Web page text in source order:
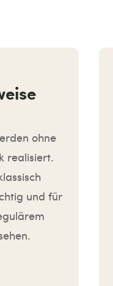
ohne
realisiert.
und für